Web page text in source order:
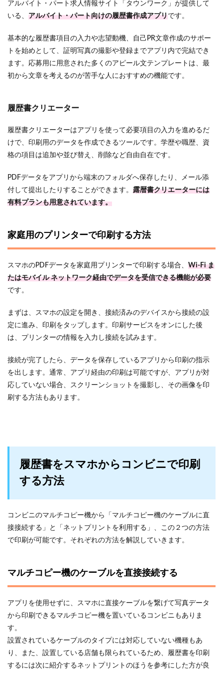
アルバイト・パート求人情報サイト「タウンワーク」が提供して
いる、 アルバイト・パート向けの履歴書作成アプリです。
基本的な履歴書項目の入力や志望動機、自己PR文章作成のサポー
トを始めとして、証明写真の撮影や登録までアプリ内で完結でき
ます。応募用に用意された多くのアピール文テンプレートは、最
初から文章を考えるのが苦手な人におすすめの機能です。
履歴書クリエーター
履歴書クリエーターはアプリを使って必要項目の入力を進めるだ
けで、印刷用のデータを作成できるツールです。学歴や職歴、資
格の項目は追加や並び替え、削除など自由自在です。
PDFデータをアプリから端末のフォルダへ保存したり、メール添
付して提出したりすることができます。 露暦書クリエーターには
有料プランも用意されています。
家庭用のプリンターで印刷する方法
スマホのPDFデータを家庭用プリンターで印刷する場合、 Wi-Fi ま
たはモバイル ネットワーク経由でデータを受信できる機能が必要
です。
まずは、スマホの設定を開き、接続済みのデバイスから接続の設
定に進み、印刷をタップします。印刷サービスをオンにした後
は、プリンターの情報を入力し接続を試みます。
接続が完了したら、データを保存しているアプリから印刷の指示
を出します。通常、アプリ経由の印刷は可能ですが、アプリが対
応していない場合、スクリーンショットを撮影し、その画像を印
刷する方法もあります。
履歴書をスマホからコンビニで印刷
する方法
コンビニのマルチコピー機から「マルチコピー機のケーブルに直
接接続する」と「ネットプリントを利用する」、この２つの方法
で印刷が可能です。それぞれの方法を解説していきます。
マルチコピー機のケーブルを直接接続する
アプリを使用せずに、スマホに直接ケーブルを繋げて写真データ
から印刷できるマルチコピー機を置いているコンビニもありま
す。
設置されているケーブルのタイプには対応していない機種もあ
り、また、設置している店舗も限られているため、履歴書を印刷
するには次に紹介するネットプリントのほうを参考にした方が良